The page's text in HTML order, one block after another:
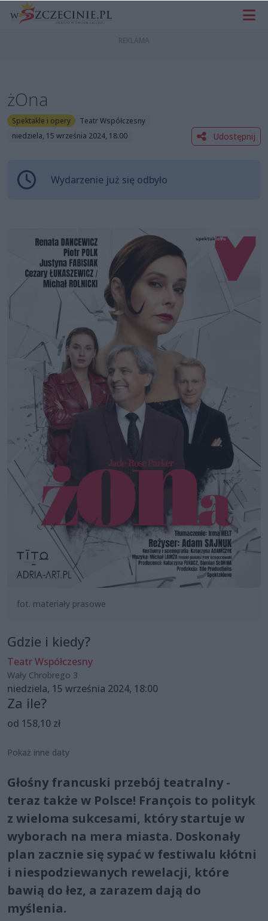
żOna
Spektakle i opery
Teatr Współczesny
niedziela, 15 września 2024, 18:00
Udostępnij
Wydarzenie już się odbyło
fot. materiały prasowe
Gdzie i kiedy?
Teatr Współczesny
Wały Chrobrego 3
niedziela, 15 września 2024, 18:00
Za ile?
od 158,10 zł
Pokaż inne daty
Głośny francuski przebój teatralny -
teraz także w Polsce! François to polityk
z wieloma sukcesami, który startuje w
wyborach na mera miasta. Doskonały
plan zacznie się sypać w festiwalu kłótni
i niespodziewanych rewelacji, które
bawią do łez, a zarazem dają do
myślenia.